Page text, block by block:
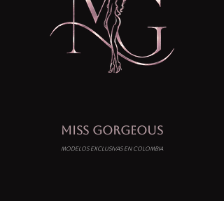
MISS GORGEOUS
MODELOS EXCLUSIVAS EN COLOMBIA